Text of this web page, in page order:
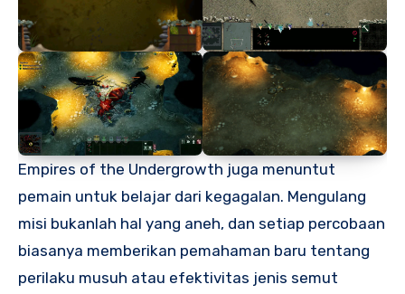
Empires of the Undergrowth juga menuntut
pemain untuk belajar dari kegagalan. Mengulang
misi bukanlah hal yang aneh, dan setiap percobaan
biasanya memberikan pemahaman baru tentang
perilaku musuh atau efektivitas jenis semut